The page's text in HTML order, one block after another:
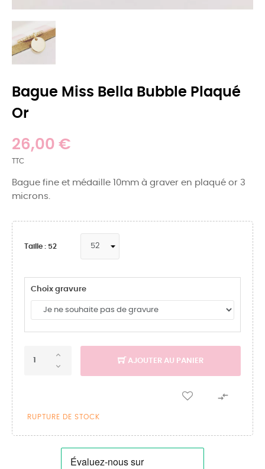
Bague Miss Bella Bubble Plaqué
Or
26,00 €
TTC
Bague fine et médaille 10mm à graver en plaqué or 3
microns.
Taille : 52
Choix gravure
AJOUTER AU PANIER

RUPTURE DE STOCK